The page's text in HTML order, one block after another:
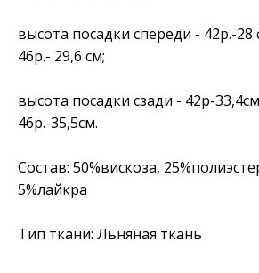
высота посадки спереди - 42р.-28
46р.- 29,6 см;
высота посадки сзади - 42р-
46р.-35,5см.
Состав: 50%вискоза,
5%лайкра
Тип ткани: Льняная ткань